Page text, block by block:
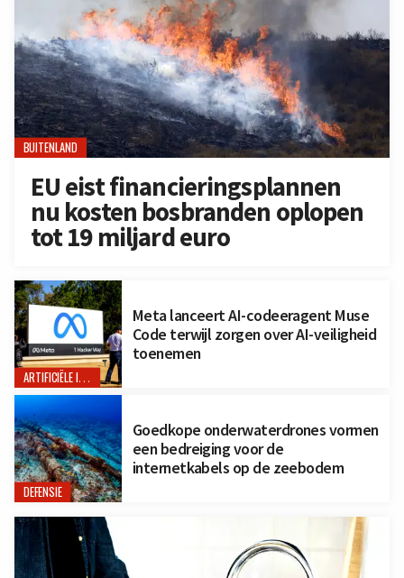
BUITENLAND
EU eist financieringsplannen
nu kosten bosbranden oplopen
tot 19 miljard euro
ARTIFICIËLE INTELLIGENTIE
Meta lanceert AI-codeeragent Muse
Code terwijl zorgen over AI-veiligheid
toenemen
DEFENSIE
Goedkope onderwaterdrones vormen
een bedreiging voor de
internetkabels op de zeebodem